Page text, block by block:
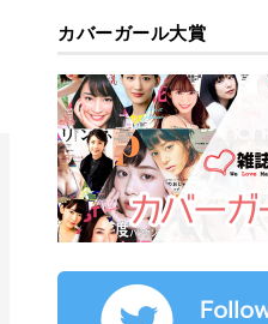
カバーガール大賞